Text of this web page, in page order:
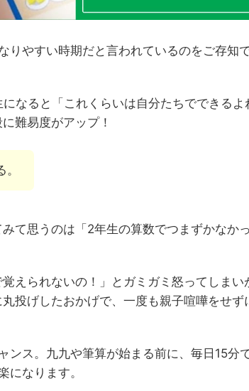
りやすい時期だと言われているのをご存知
なると「これくらいは自分たちでできるよ
難易度がアップ！
て思うのは「2年生の算数でつまずかなか
えられないの！」とガミガミ怒ってしまい
投げしたおかげで、一度も親子喧嘩をせず
ンス。九九や筆算が始まる前に、毎日15分
になります。